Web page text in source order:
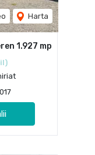
Harta
1.927 mp